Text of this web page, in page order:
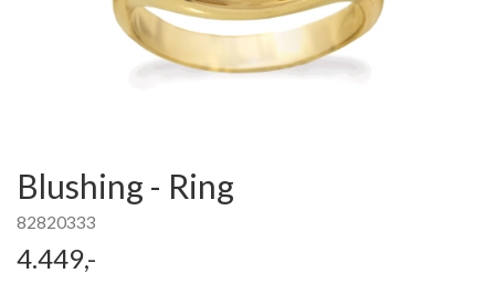
Blushing - Ring
82820333
4.449,-